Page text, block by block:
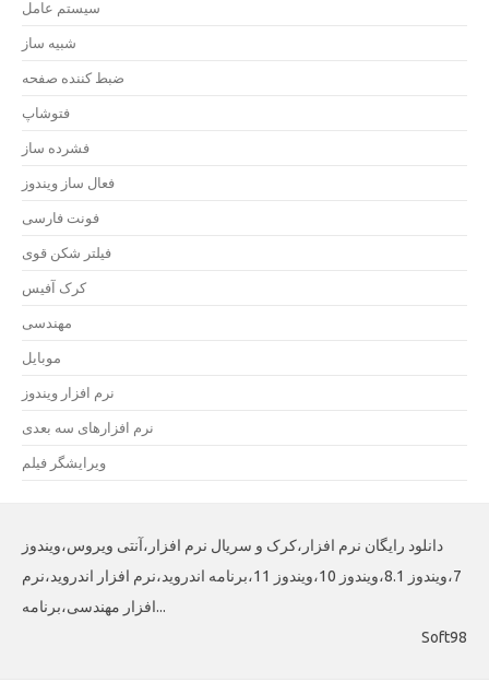
سیستم عامل
شبیه ساز
ضبط کننده صفحه
فتوشاپ
فشرده ساز
فعال ساز ویندوز
فونت فارسی
فیلتر شکن قوی
کرک آفیس
مهندسی
موبایل
نرم افزار ویندوز
نرم افزارهای سه بعدی
ویرایشگر فیلم
دانلود رایگان نرم افزار،کرک و سریال نرم افزار،آنتی ویروس،ویندوز
7،ویندوز 8.1،ویندوز 10،ویندوز 11،برنامه اندروید،نرم افزار اندروید،نرم
افزار مهندسی،برنامه...
Soft98